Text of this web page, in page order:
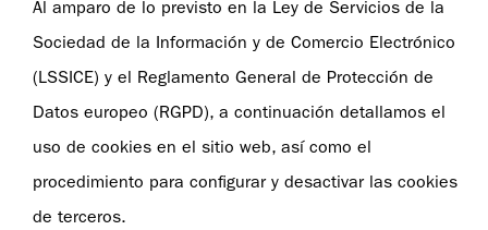
Al amparo de lo previsto en la Ley de Servicios de la
Sociedad de la Información y de Comercio Electrónico
(LSSICE) y el Reglamento General de Protección de
Datos europeo (RGPD), a continuación detallamos el
uso de cookies en el sitio web, así como el
procedimiento para configurar y desactivar las cookies
de terceros.